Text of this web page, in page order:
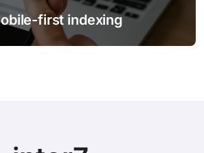
Jak poprawić Core Web Vitals